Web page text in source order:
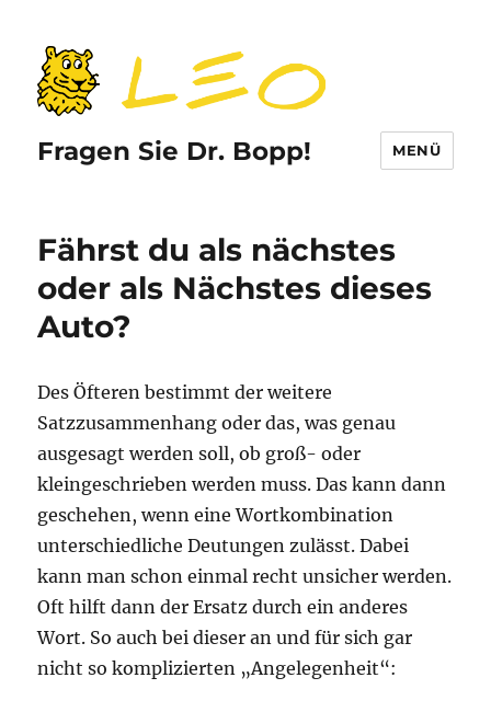
Fragen Sie Dr. Bopp! MENÜ
Fährst du als nächstes
oder als Nächstes dieses
Auto?
Des Öfteren bestimmt der weitere
Satzzusammenhang oder das, was genau
ausgesagt werden soll, ob groß- oder
kleingeschrieben werden muss. Das kann dann
geschehen, wenn eine Wortkombination
unterschiedliche Deutungen zulässt. Dabei
kann man schon einmal recht unsicher werden.
Oft hilft dann der Ersatz durch ein anderes
Wort. So auch bei dieser an und für sich gar
nicht so komplizierten „Angelegenheit“: